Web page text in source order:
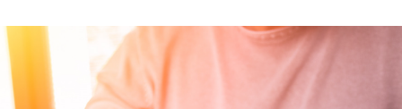
Soluzioni